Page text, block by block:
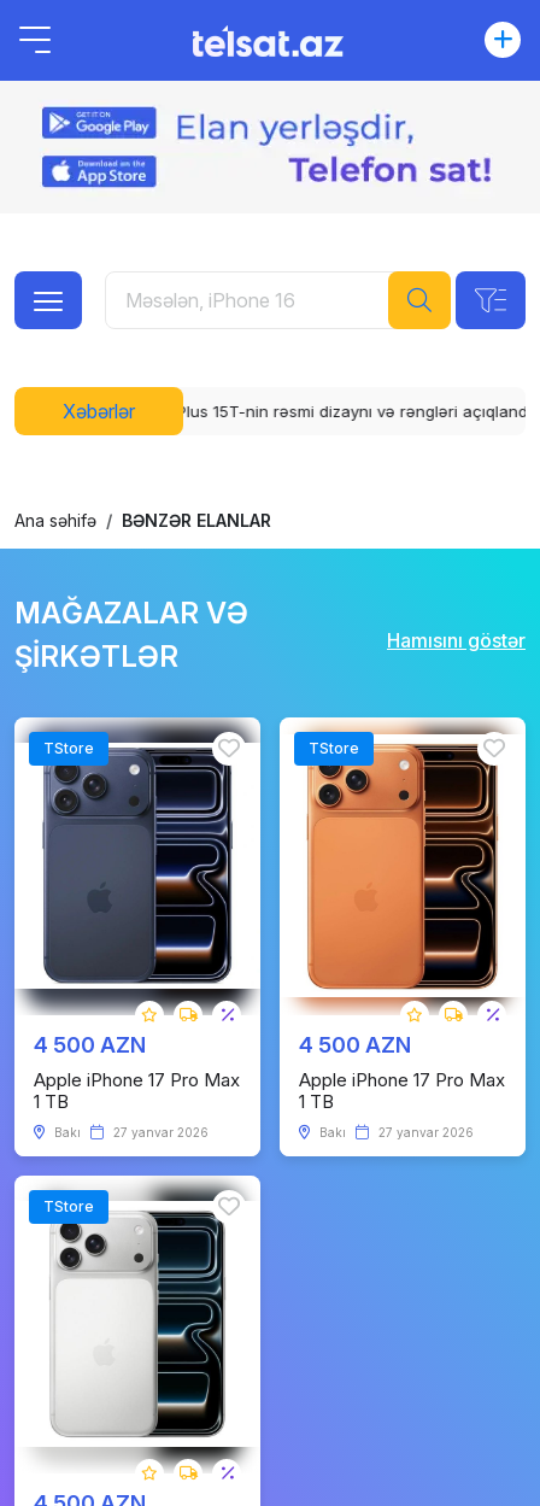
Xəbərlər
15T-nin rəsmi dizaynı və rəngləri açıqlandı WhatsApp üçün abunə
Ana səhifə BƏNZƏR ELANLAR
MAĞAZALAR VƏ
ŞİRKƏTLƏR
Hamısını göstər
TStore
4 500 AZN
Apple iPhone 17 Pro Max
1 TB
Bakı 27 yanvar 2026
TStore
4 500 AZN
Apple iPhone 17 Pro Max
1 TB
Bakı 27 yanvar 2026
TStore